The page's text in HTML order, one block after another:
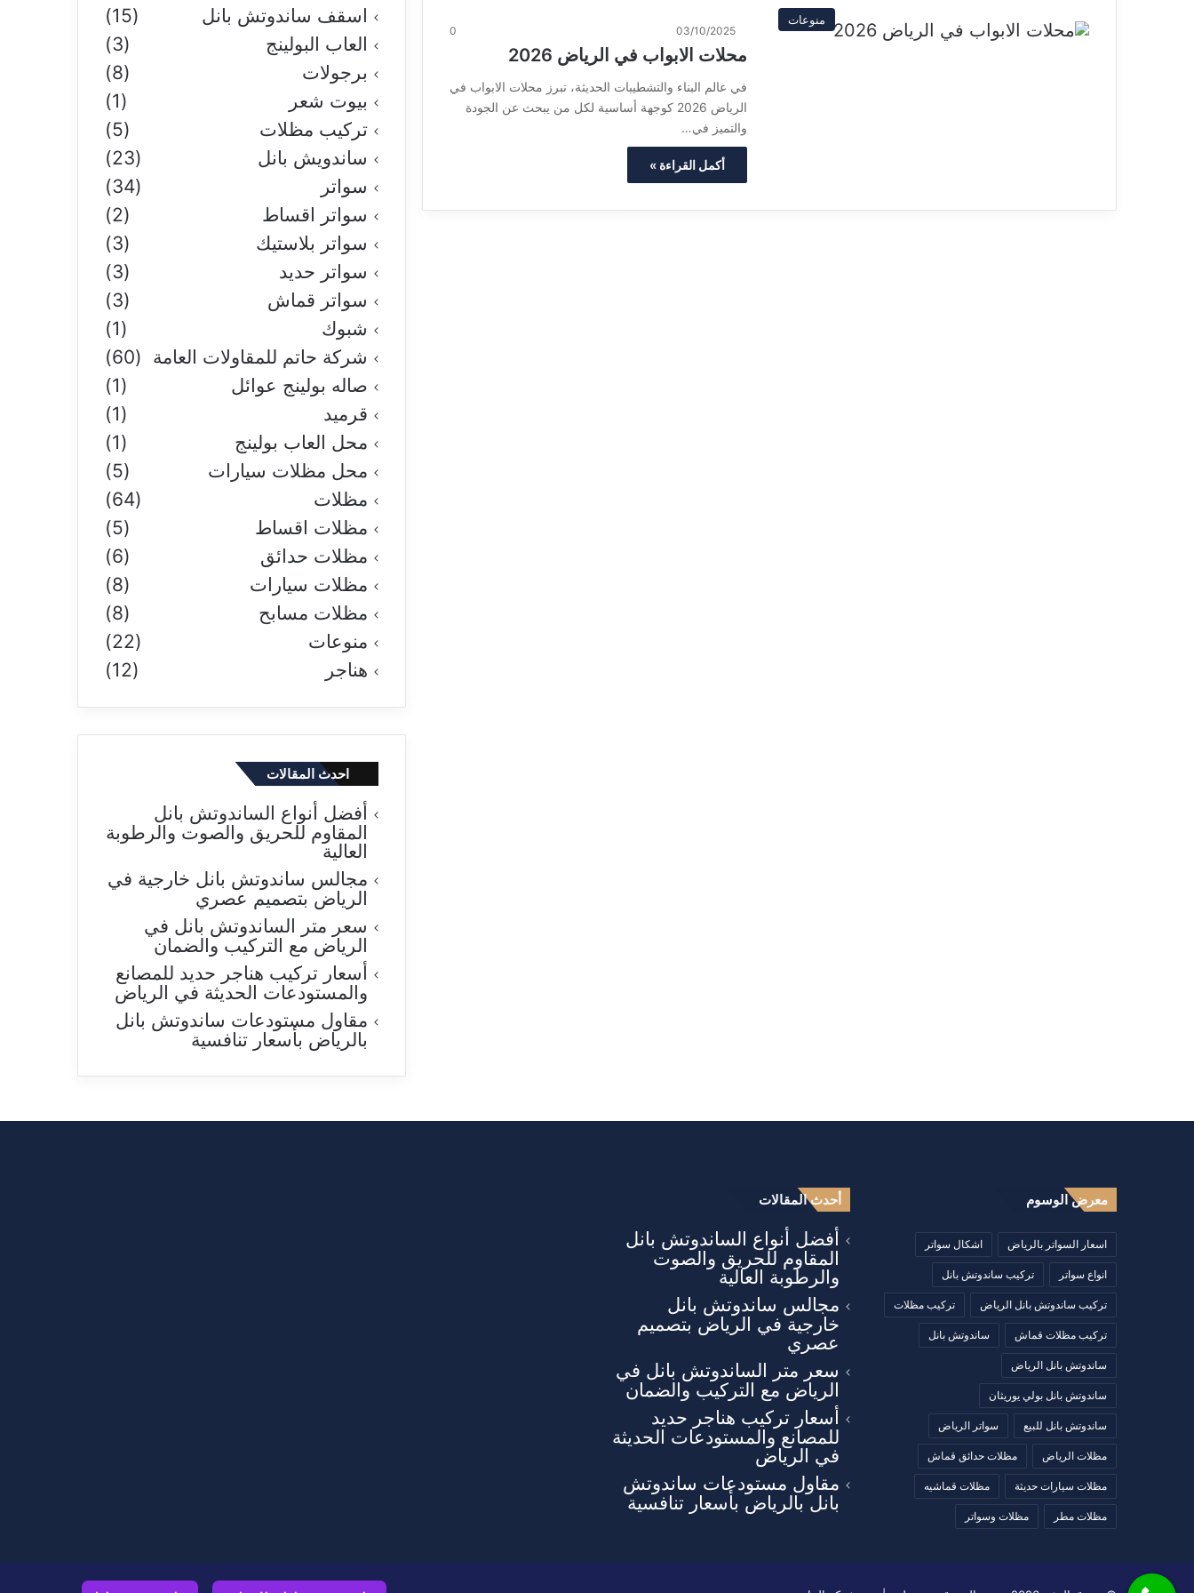
منوعات
03/10/2025
0
محلات الابواب في الرياض 2026
في عالم البناء والتشطيبات الحديثة، تبرز محلات الابواب في
الرياض 2026 كوجهة أساسية لكل من يبحث عن الجودة
والتميز في…
أكمل القراءة »
اسقف ساندوتش بانل
(15)
العاب البولينج
(3)
برجولات
(8)
بيوت شعر
(1)
تركيب مظلات
(5)
ساندويش بانل
(23)
سواتر
(34)
سواتر اقساط
(2)
سواتر بلاستيك
(3)
سواتر حديد
(3)
سواتر قماش
(3)
شبوك
(1)
شركة حاتم للمقاولات العامة (60)
صاله بولينج عوائل
(1)
قرميد
(1)
محل العاب بولينج
(1)
محل مظلات سيارات
(5)
مظلات
(64)
مظلات اقساط
(5)
مظلات حدائق
(6)
مظلات سيارات
(8)
مظلات مسابح
(8)
منوعات
(22)
هناجر
(12)
احدث المقالات
أفضل أنواع الساندوتش بانل
المقاوم للحريق والصوت والرطوبة
العالية
مجالس ساندوتش بانل خارجية في
الرياض بتصميم عصري
سعر متر الساندوتش بانل في
الرياض مع التركيب والضمان
أسعار تركيب هناجر حديد للمصانع
والمستودعات الحديثة في الرياض
مقاول مستودعات ساندوتش بانل
بالرياض بأسعار تنافسية
معرض الوسوم
اسعار السواتر بالرياض اشكال سواتر
انواع سواتر تركيب ساندوتش بانل
تركيب ساندوتش بانل الرياض تركيب مظلات
تركيب مظلات قماش ساندوتش بانل
ساندوتش بانل الرياض
ساندوتش بانل بولي يوريثان
ساندوتش بانل للبيع سواتر الرياض
مظلات الرياض مظلات حدائق قماش
مظلات سيارات حديثة مظلات قماشيه
مظلات مطر مظلات وسواتر
أحدث المقالات
أفضل أنواع الساندوتش بانل
المقاوم للحريق والصوت
والرطوبة العالية
مجالس ساندوتش بانل
خارجية في الرياض بتصميم
عصري
سعر متر الساندوتش بانل في
الرياض مع التركيب والضمان
أسعار تركيب هناجر حديد
للمصانع والمستودعات الحديثة
في الرياض
مقاول مستودعات ساندوتش
بانل بالرياض بأسعار تنافسية